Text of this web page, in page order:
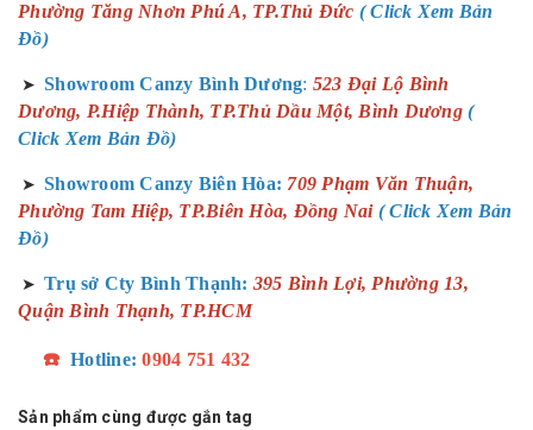
Phường Tăng Nhơn Phú A, TP.Thủ Đức ( Click Xem Bản
Đồ)
➤ Showroom Canzy Bình Dương: 523 Đại Lộ Bình
Dương, P.Hiệp Thành, TP.Thủ Dầu Một, Bình Dương (
Click Xem Bản Đồ)
➤ Showroom Canzy Biên Hòa: 709 Phạm Văn Thuận,
Phường Tam Hiệp, TP.Biên Hòa, Đồng Nai ( Click Xem Bản
Đồ)
➤ Trụ sở Cty Bình Thạnh: 395 Bình Lợi, Phường 13,
Quận Bình Thạnh, TP.HCM
☎️ Hotline: 0904 751 432
Sản phẩm cùng được gắn tag